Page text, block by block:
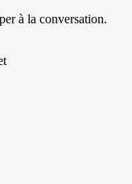
à la conversation.